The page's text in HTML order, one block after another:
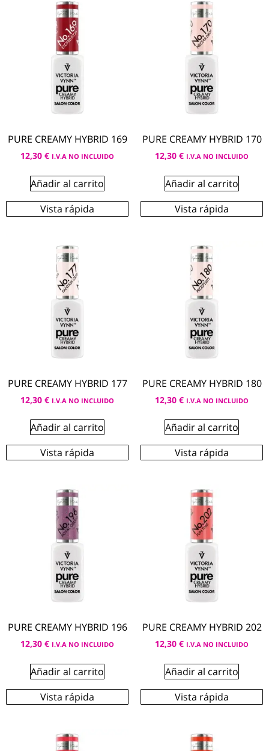
PURE CREAMY HYBRID 169
12,30 € I.V.A NO INCLUIDO
Añadir al carrito
Vista rápida
PURE CREAMY HYBRID 170
12,30 € I.V.A NO INCLUIDO
Añadir al carrito
Vista rápida
PURE CREAMY HYBRID 177
12,30 € I.V.A NO INCLUIDO
Añadir al carrito
Vista rápida
PURE CREAMY HYBRID 180
12,30 € I.V.A NO INCLUIDO
Añadir al carrito
Vista rápida
PURE CREAMY HYBRID 196
12,30 € I.V.A NO INCLUIDO
Añadir al carrito
Vista rápida
PURE CREAMY HYBRID 202
12,30 € I.V.A NO INCLUIDO
Añadir al carrito
Vista rápida